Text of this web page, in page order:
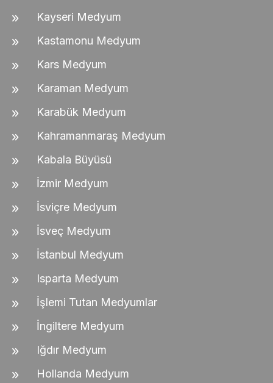
Kayseri Medyum
Kastamonu Medyum
Kars Medyum
Karaman Medyum
Karabük Medyum
Kahramanmaraş Medyum
Kabala Büyüsü
İzmir Medyum
İsviçre Medyum
İsveç Medyum
İstanbul Medyum
Isparta Medyum
İşlemi Tutan Medyumlar
İngiltere Medyum
Iğdır Medyum
Hollanda Medyum